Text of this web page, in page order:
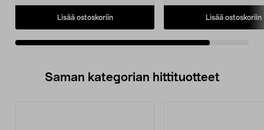
Lisää ostoskoriin Lisää ostoskoriin
Saman kategorian hittituotteet